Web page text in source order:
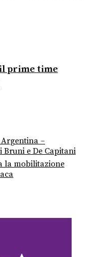
prime time
–
Bruni e De Capitani
la mobilitazione